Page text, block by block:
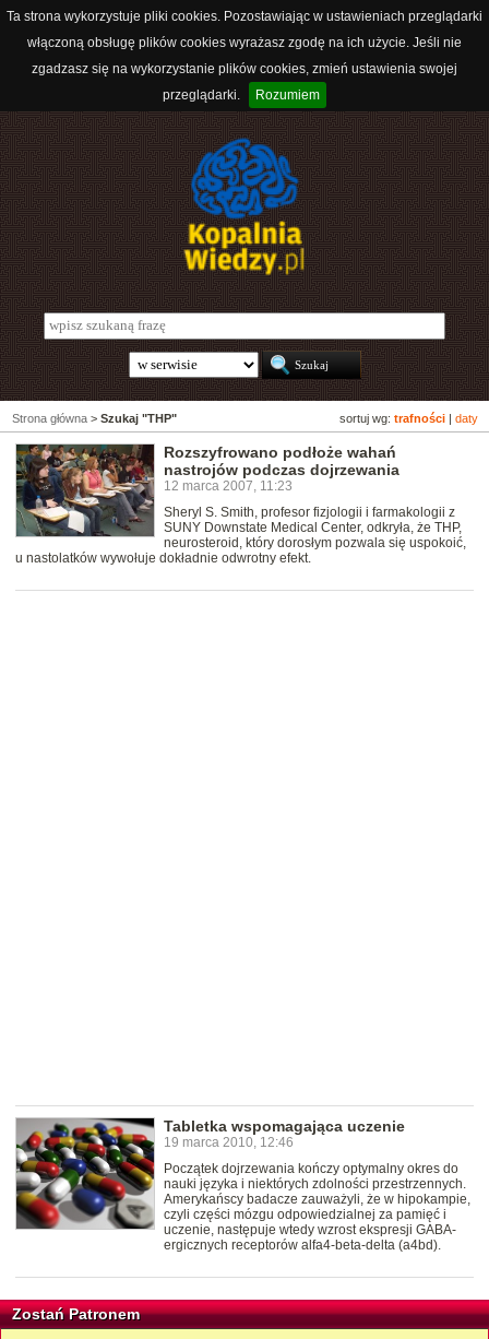
Ta strona wykorzystuje pliki cookies. Pozostawiając w ustawieniach przeglądarki
włączoną obsługę plików cookies wyrażasz zgodę na ich użycie. Jeśli nie
zgadzasz się na wykorzystanie plików cookies, zmień ustawienia swojej
przeglądarki.
Rozumiem
sortuj wg: trafności daty
Strona główna > Szukaj "THP"
Rozszyfrowano podłoże wahań
nastrojów podczas dojrzewania
12 marca 2007, 11:23
Sheryl S. Smith, profesor fizjologii i farmakologii z
SUNY Downstate Medical Center, odkryła, że THP,
neurosteroid, który dorosłym pozwala się uspokoić,
u nastolatków wywołuje dokładnie odwrotny efekt.
Tabletka wspomagająca uczenie
19 marca 2010, 12:46
Początek dojrzewania kończy optymalny okres do
nauki języka i niektórych zdolności przestrzennych.
Amerykańscy badacze zauważyli, że w hipokampie,
czyli części mózgu odpowiedzialnej za pamięć i
uczenie, następuje wtedy wzrost ekspresji GABA-
ergicznych receptorów alfa4-beta-delta (a4bd).
Zostań Patronem